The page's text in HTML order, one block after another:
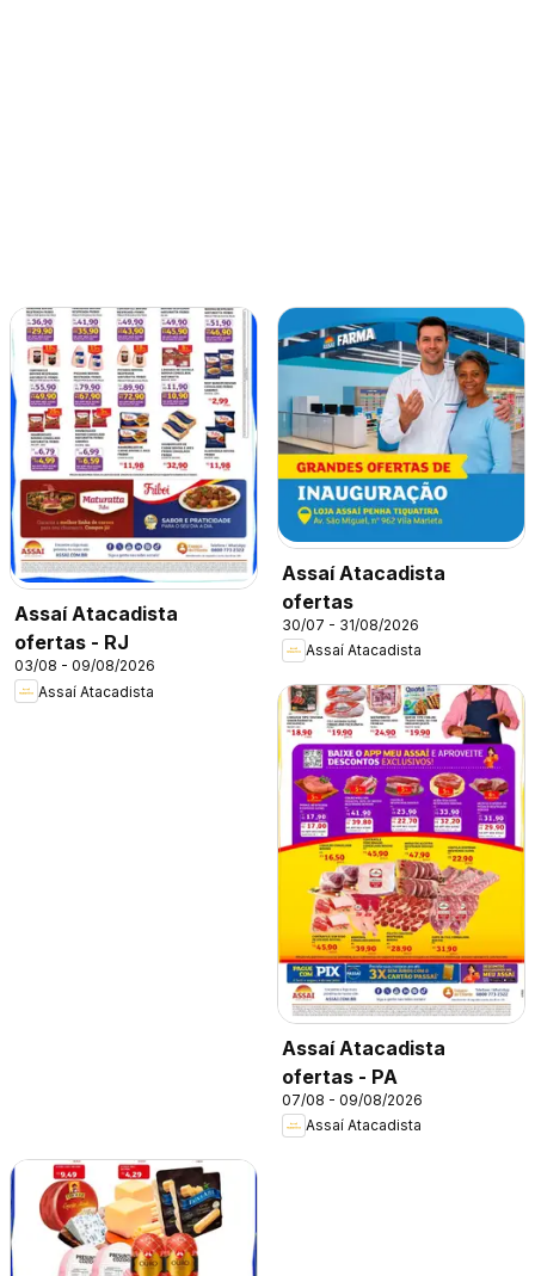
Assaí Atacadista
ofertas - RJ
03/08 - 09/08/2026
Assaí Atacadista
Assaí Atacadista
ofertas
30/07 - 31/08/2026
Assaí Atacadista
Assaí Atacadista
ofertas - PA
07/08 - 09/08/2026
Assaí Atacadista